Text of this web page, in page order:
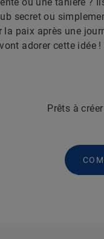
ou une tanière ?
secret ou
la paix après une
adorer cette idée !
Prêts à